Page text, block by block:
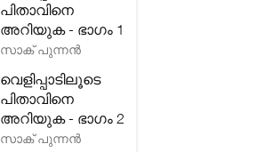
പിതാവിനെ
അറിയുക - ഭാഗം 1
സാക് പുന്നൻ
വെളിപ്പാടിലൂടെ
പിതാവിനെ
അറിയുക - ഭാഗം 2
സാക് പുന്നൻ